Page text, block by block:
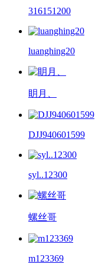
316151200
luanghing20
眀月、
DJJ940601599
syl..12300
螺丝哥
m123369